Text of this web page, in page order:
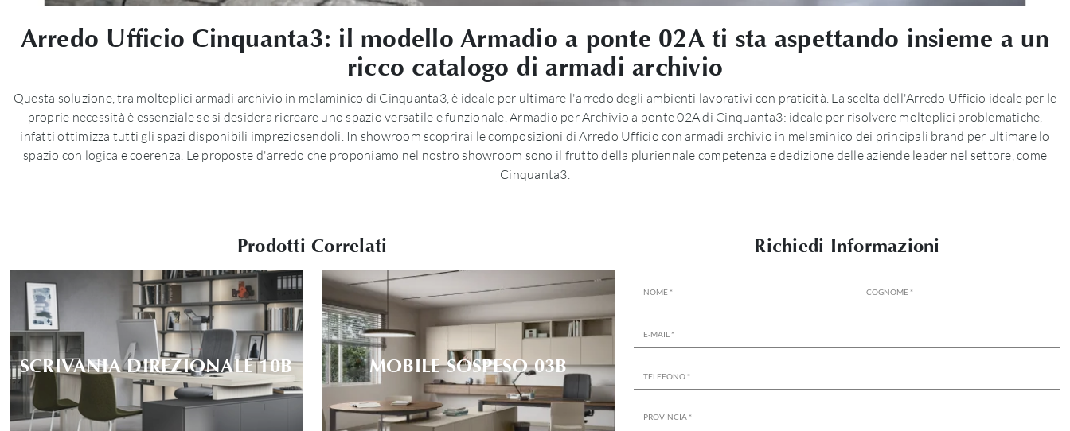
Arredo Ufficio Cinquanta3: il modello Armadio a ponte 02A ti sta aspettando insieme a un
ricco catalogo di armadi archivio
Questa soluzione, tra molteplici armadi archivio in melaminico di Cinquanta3, è ideale per ultimare l'arredo degli ambienti lavorativi con praticità. La scelta dell'Arredo Ufficio ideale per le
proprie necessità è essenziale se si desidera ricreare uno spazio versatile e funzionale. Armadio per Archivio a ponte 02A di Cinquanta3: ideale per risolvere molteplici problematiche,
infatti ottimizza tutti gli spazi disponibili impreziosendoli. In showroom scoprirai le composizioni di Arredo Ufficio con armadi archivio in melaminico dei principali brand per ultimare lo
spazio con logica e coerenza. Le proposte d'arredo che proponiamo nel nostro showroom sono il frutto della pluriennale competenza e dedizione delle aziende leader nel settore, come
Cinquanta3.
Prodotti Correlati
SCRIVANIA DIREZIONALE 10B MOBILE SOSPESO 03B
Richiedi Informazioni